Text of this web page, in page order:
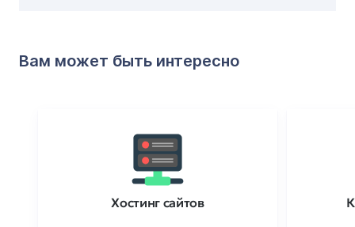
Вам может быть интересно
Хостинг сайтов